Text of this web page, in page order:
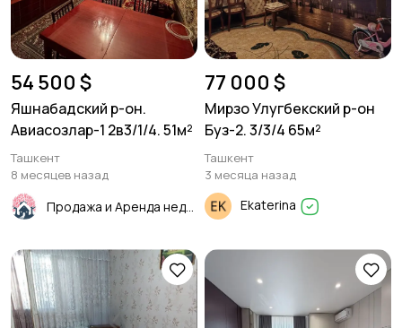
54 500 $
Яшнабадский р-он.
Авиасозлар-1 2в3/1/4. 51м²
Ташкент
8 месяцев назад
77 000 $
Мирзо Улугбекский р-он
Буз-2. 3/3/4 65м²
Ташкент
3 месяца назад
Ekaterina